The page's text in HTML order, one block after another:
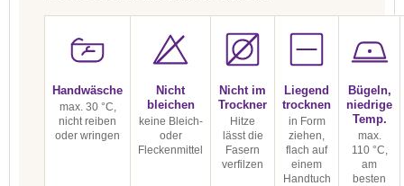
Handwäsche
max. 30 °C,
nicht reiben
oder wringen
Nicht
bleichen
keine Bleich-
oder
Fleckenmittel
Nicht im
Trockner
Hitze
lässt die
Fasern
verfilzen
Liegend
trocknen
in Form
ziehen,
flach auf
einem
Handtuch
Bügeln,
niedrige
Temp.
max.
110 °C,
am
besten